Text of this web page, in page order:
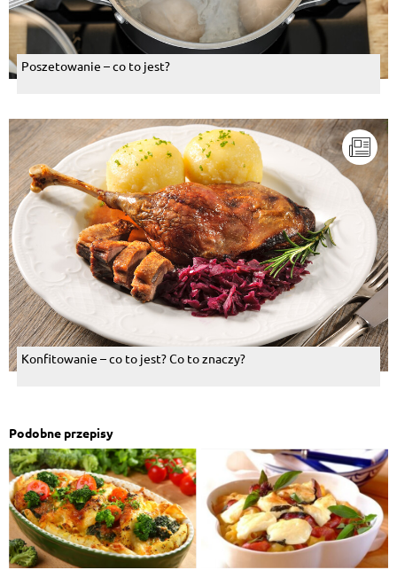
Poszetowanie – co to jest?
Konfitowanie – co to jest? Co to znaczy?
Podobne przepisy